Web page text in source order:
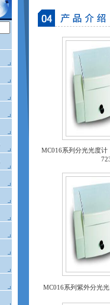
MC016系列分光光度计
MC016系列紫外分光